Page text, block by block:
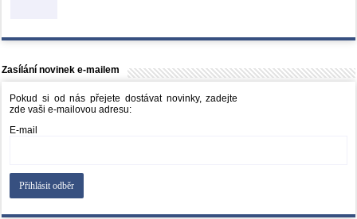
Zasílání novinek e-mailem
Pokud si od nás přejete dostávat novinky, zadejte
zde vaši e-mailovou adresu:
E-mail